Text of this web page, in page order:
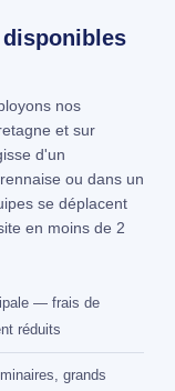
nos
et sur
d'un
ou dans un
se déplacent
en moins de 2
— frais de
réduits
grands